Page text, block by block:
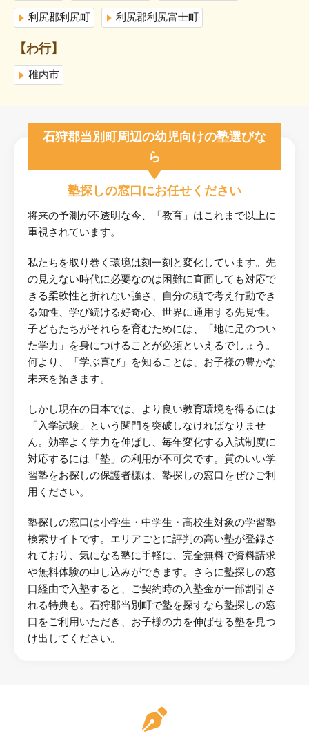
利尻郡利尻町 利尻郡利尻富士町
【わ行】
稚内市
石狩郡当別町周辺の幼児向けの塾選びな
ら
塾探しの窓口にお任せください
将来の予測が不透明な今、「教育」はこれまで以上に
重視されています。
私たちを取り巻く環境は刻一刻と変化しています。先
の見えない時代に必要なのは困難に直面しても対応で
きる柔軟性と折れない強さ、自分の頭で考え行動でき
る知性、学び続ける好奇心、世界に通用する先見性。
子どもたちがそれらを育むためには、「地に足のつい
た学力」を身につけることが必須といえるでしょう。
何より、「学ぶ喜び」を知ることは、お子様の豊かな
未来を拓きます。
しかし現在の日本では、より良い教育環境を得るには
「入学試験」という関門を突破しなければなりませ
ん。効率よく学力を伸ばし、毎年変化する入試制度に
対応するには「塾」の利用が不可欠です。質のいい学
習塾をお探しの保護者様は、塾探しの窓口をぜひご利
用ください。
塾探しの窓口は小学生・中学生・高校生対象の学習塾
検索サイトです。エリアごとに評判の高い塾が登録さ
れており、気になる塾に手軽に、完全無料で資料請求
や無料体験の申し込みができます。さらに塾探しの窓
口経由で入塾すると、ご契約時の入塾金が一部割引さ
れる特典も。石狩郡当別町で塾を探すなら塾探しの窓
口をご利用いただき、お子様の力を伸ばせる塾を見つ
け出してください。